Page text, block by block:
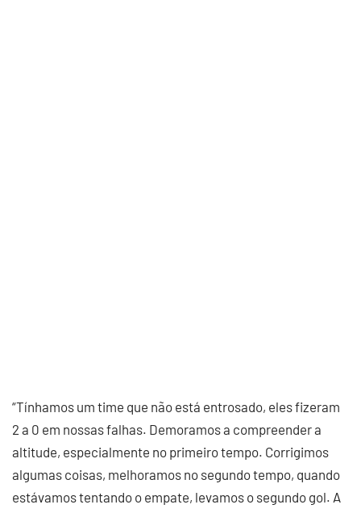
“Tínhamos um time que não está entrosado, eles fizeram
2 a 0 em nossas falhas. Demoramos a compreender a
altitude, especialmente no primeiro tempo. Corrigimos
algumas coisas, melhoramos no segundo tempo, quando
estávamos tentando o empate, levamos o segundo gol. A